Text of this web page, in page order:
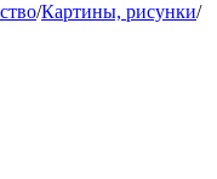
/Картины, рисунки/